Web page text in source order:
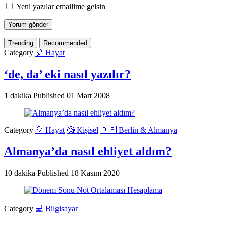
Yeni yazılar emailime gelsin
Trending Recommended
Category 🎈 Hayat
‘de, da’ eki nasıl yazılır?
1 dakika Published 01 Mart 2008
Category 🎈 Hayat 🧐 Kişisel 🇩🇪 Berlin & Almanya
Almanya’da nasıl ehliyet aldım?
10 dakika Published 18 Kasım 2020
Category 💻 Bilgisayar